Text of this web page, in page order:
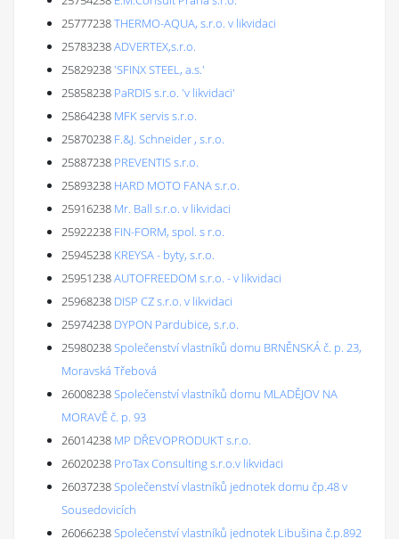
25777238THERMO-AQUA, s.r.o. v likvidaci
25783238ADVERTEX,s.r.o.
25829238'SFINX STEEL, a.s.'
25858238 PaRDIS s.r.o. 'v likvidaci'
25864238 MFK servis s.r.o.
25870238 F.&J. Schneider , s.r.o.
25887238 PREVENTIS s.r.o.
25893238 HARD MOTO FANA s.r.o.
25916238 Mr. Ball s.r.o. v likvidaci
25922238 FIN-FORM, spol. s r.o.
25945238 KREYSA - byty, s.r.o.
25951238AUTOFREEDOM s.r.o. - v likvidaci
25968238 DISP CZ s.r.o. v likvidaci
25974238 DYPON Pardubice, s.r.o.
25980238Společenství vlastníků domu BRNĚNSKÁ č. p. 23,
Moravská Třebová
26008238Společenství vlastníků domu MLADĚJOV NA
MORAVĚ č. p. 93
26014238 MP DŘEVOPRODUKT s.r.o.
26020238 ProTax Consulting s.r.o.v likvidaci
26037238Společenství vlastníků jednotek domu čp.48 v
Sousedovicích
26066238Společenství vlastníků jednotek Libušina č.p.892